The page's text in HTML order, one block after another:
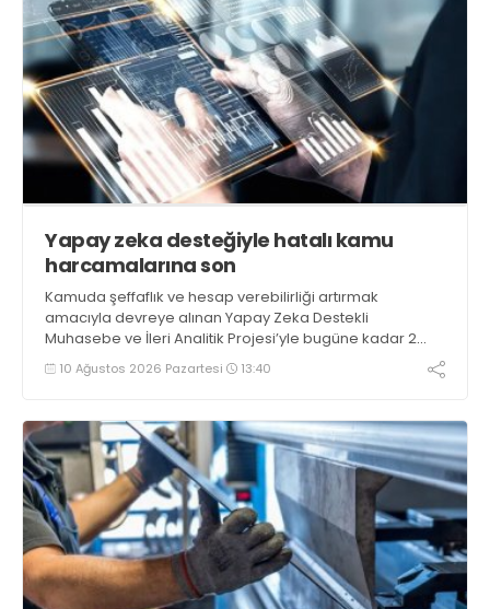
Yapay zeka desteğiyle hatalı kamu
harcamalarına son
Kamuda şeffaflık ve hesap verebilirliği artırmak
amacıyla devreye alınan Yapay Zeka Destekli
Muhasebe ve İleri Analitik Projesi’yle bugüne kadar 2
milyar liranın üzerinde verimsizlik riski taşıyan kamu
harcaması tespit edildi
10 Ağustos 2026 Pazartesi 13:40